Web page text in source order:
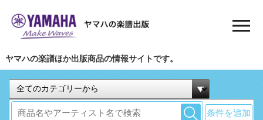
ヤマハの楽譜ほか出版商品の情報サイトです。
条件を追加